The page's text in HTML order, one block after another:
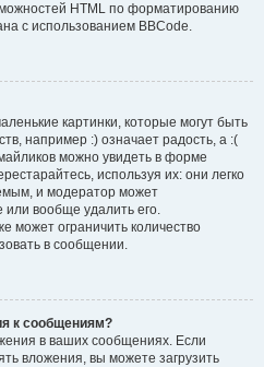
HTML по форматированию
с использованием BBCode.
картинки, которые могут быть
например :) означает радость, а :(
можно увидеть в форме
используя их: они легко
и модератор может
вообще удалить его.
может ограничить количество
в сообщении.
к сообщениям?
в ваших сообщениях. Если
вложения, вы можете загрузить